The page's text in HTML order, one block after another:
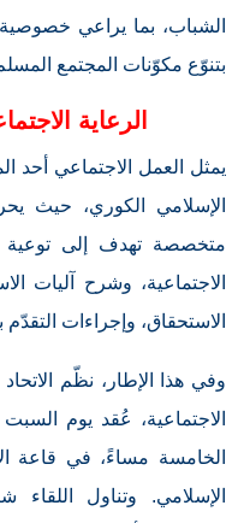
الشباب، بما يراعي
بتنوّع مكوّنات المجتمع
الرعاية
يمثل العمل الاجتماعي أحد
الإسلامي الكوري، حيث
متخصصة تهدف إلى توعية
الاجتماعية، وشرح آليات
الاستحقاق، وإجراءات
وفي هذا الإطار، نظّم
الخامسة مساءً، في قاعة
الإسلامي. وتناول اللقاء